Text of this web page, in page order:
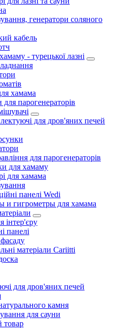
генератори соляного
кабель
- турецької лазні
хамама
парогенераторів
для дров'яних печей
для парогенераторів
для хамаму
для хамама
панелі Wedi
и гигрометры для хамама
інтер'єру
панелі
матеріали Cariitti
для дров'яних печей
камня
для сауни
товар